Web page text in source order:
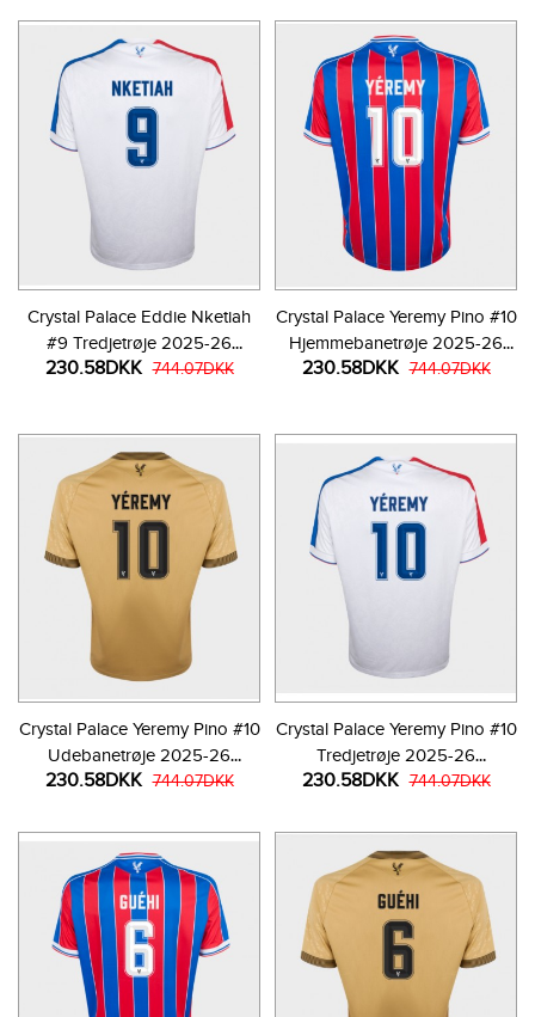
Crystal Palace Eddie Nketiah
#9 Tredjetrøje 2025-26
Kortærmet
230.58DKK 744.07DKK
Crystal Palace Yeremy Pino #10
Hjemmebanetrøje 2025-26
Kortærmet
230.58DKK 744.07DKK
Crystal Palace Yeremy Pino #10
Udebanetrøje 2025-26
Kortærmet
230.58DKK 744.07DKK
Crystal Palace Yeremy Pino #10
Tredjetrøje 2025-26
Kortærmet
230.58DKK 744.07DKK